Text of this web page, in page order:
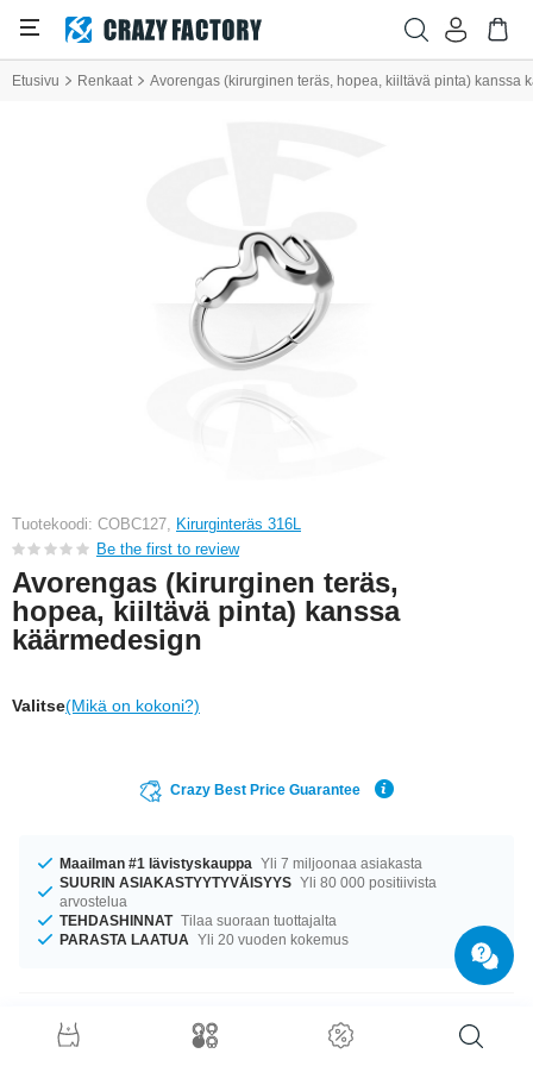
Etusivu Renkaat Avorengas (kirurginen teräs, hopea, kiiltävä pinta) kanssa
Tuotekoodi: COBC127, Kirurginteräs 316L
Be the first to review
Avorengas (kirurginen teräs,
hopea, kiiltävä pinta) kanssa
käärmedesign
Valitse(Mikä on kokoni?)
Crazy Best Price Guarantee
Maailman #1 lävistyskauppa Yli 7 miljoonaa asiakasta
SUURIN ASIAKASTYYTYVÄISYYS Yli 80 000 positiivista
arvostelua
TEHDASHINNAT Tilaa suoraan tuottajalta
PARASTA LAATUA Yli 20 vuoden kokemus